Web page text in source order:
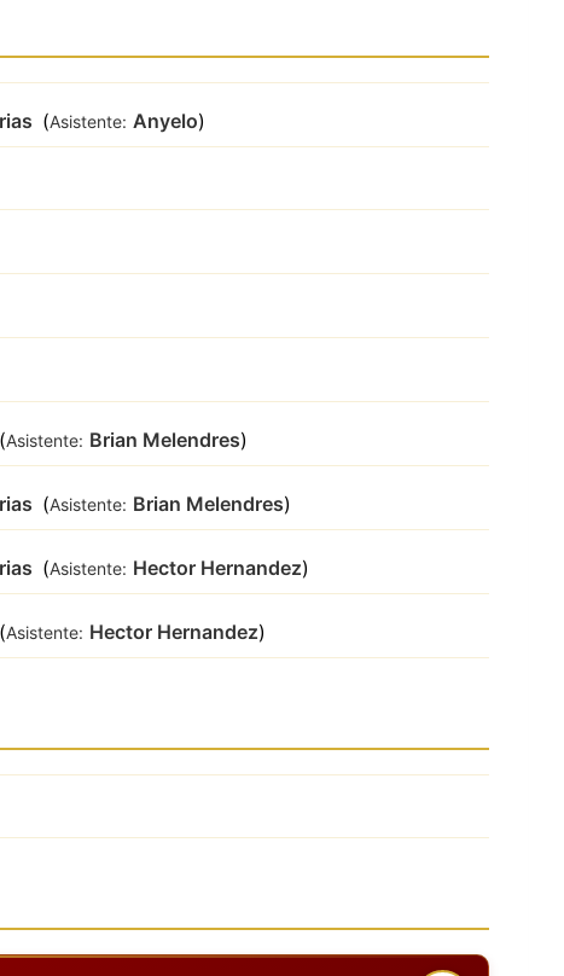
(Asistente: Anyelo)
(Asistente: Brian Melendres)
(Asistente: Brian Melendres)
(Asistente: Hector Hernandez)
(Asistente: Hector Hernandez)